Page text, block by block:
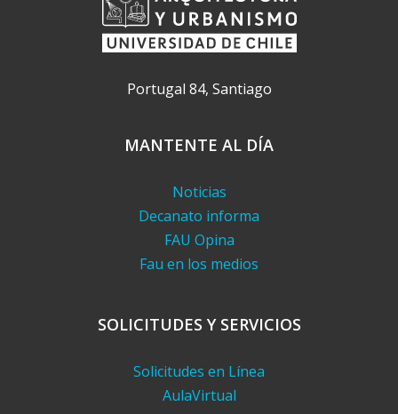
Portugal 84, Santiago
MANTENTE AL DÍA
Noticias
Decanato informa
FAU Opina
Fau en los medios
SOLICITUDES Y SERVICIOS
Solicitudes en Línea
AulaVirtual